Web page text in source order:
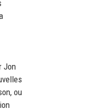
Jon
ou